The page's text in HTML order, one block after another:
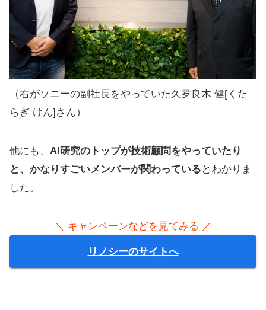
（右がソニーの副社長をやっていた久夛良木 健[くた
らぎ けん]さん）
他にも、 AI研究のトップが技術顧問をやっていたり
と、かなりすごいメンバーが関わっている とわかりま
した。
＼ キャンペーンなどを見てみる ／
リノシーのサイトへ